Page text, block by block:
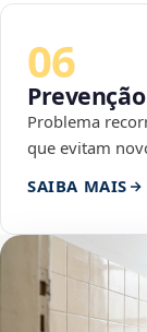
06
Problema
que evitam
SAIBA MAIS